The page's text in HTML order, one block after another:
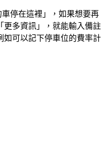
停在這裡」，如果想要再
更多資訊」，就能輸入備註
如可以記下停車位的費率計